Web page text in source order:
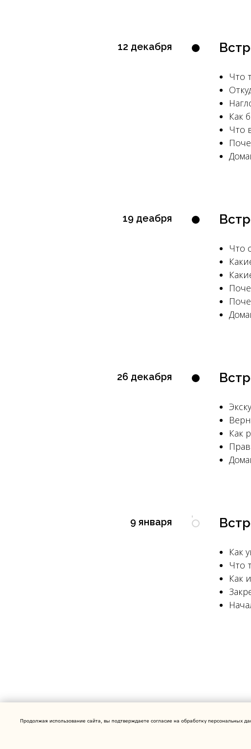
12 декабря
Что
Как
Что
19 деабря
Что
26 декабря
Как
9 января
Как
Что
Как
Продолжая использование сайта, вы подтверждаете согласие на обработку